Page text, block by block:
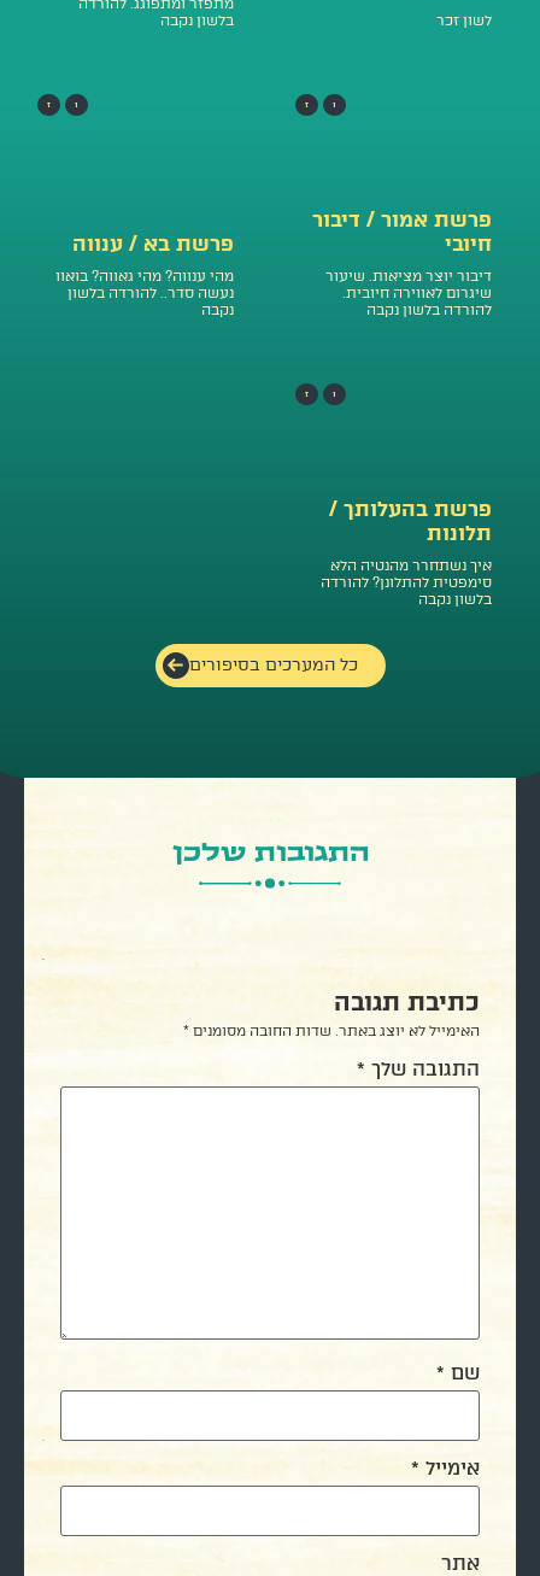
לשון זכר
מתפזר ומתפוגג. להורדה
בלשון נקבה
ו ז
פרשת אמור / דיבור
חיובי
דיבור יוצר מציאות. שיעור
שיגרום לאווירה חיובית.
להורדה בלשון נקבה
ו ז
פרשת בא / ענווה
מהי ענווה? מהי גאווה? בואוו
נעשה סדר.. להורדה בלשון
נקבה
ו ז
פרשת בהעלותך /
תלונות
איך נשתחרר מהנטיה הלא
סימפטית להתלונן? להורדה
בלשון נקבה
כל המערכים בסיפורים
התגובות שלכן
כתיבת תגובה
האימייל לא יוצג באתר. שדות החובה מסומנים *
התגובה שלך *
שם *
אימייל *
אתר